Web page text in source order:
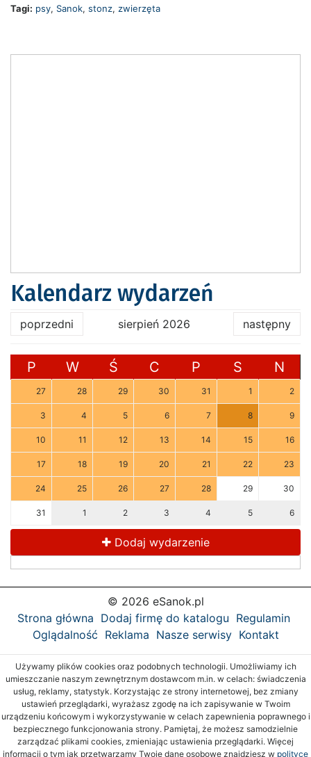
Tagi: psy, Sanok, stonz, zwierzęta
Kalendarz wydarzeń
poprzedni sierpień 2026 następny
P W Ś C P S N
27 28 29 30 31 1 2
3 4 5 6 7 8 9
10 11 12 13 14 15 16
17 18 19 20 21 22 23
24 25 26 27 28 29 30
31 1 2 3 4 5 6
Dodaj wydarzenie
© 2026 eSanok.pl
Strona główna Dodaj firmę do katalogu Regulamin
Oglądalność Reklama Nasze serwisy Kontakt
Używamy plików cookies oraz podobnych technologii. Umożliwiamy ich
umieszczanie naszym zewnętrznym dostawcom m.in. w celach: świadczenia
usług, reklamy, statystyk. Korzystając ze strony internetowej, bez zmiany
ustawień przeglądarki, wyrażasz zgodę na ich zapisywanie w Twoim
urządzeniu końcowym i wykorzystywanie w celach zapewnienia poprawnego i
bezpiecznego funkcjonowania strony. Pamiętaj, że możesz samodzielnie
zarządzać plikami cookies, zmieniając ustawienia przeglądarki. Więcej
informacji o tym jak przetwarzamy Twoje dane osobowe znajdziesz w polityce